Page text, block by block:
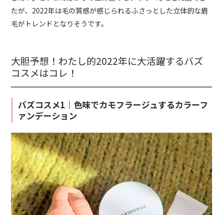
たが、2022年は毛の質感が感じられるふさっとした立体的な眉
毛がトレンドとなりそうです。
大胆予想！わたし的2022年に大活躍するバズ
コスメはコレ！
バズコスメ1｜色味でカモフラージュするカラーフ
ァンデーション